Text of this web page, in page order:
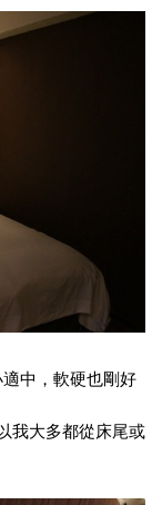
中，軟硬也剛好
我大多都從床尾或